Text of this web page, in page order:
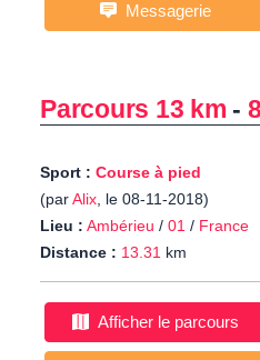
Messagerie
Parcours 13 km -
Sport : Course à pied
(parAlix, le 08-11-2018)
Lieu : Ambérieu / 01 / France
Distance : 13.31 km
Afficher le parcours